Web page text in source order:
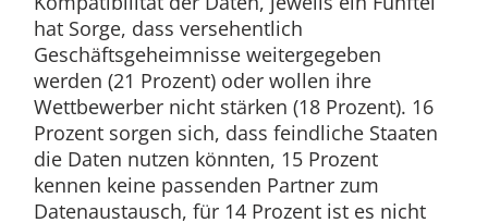
hat Sorge, dass versehentlich
Geschäftsgeheimnisse weitergegeben
werden (21 Prozent) oder wollen ihre
Wettbewerber nicht stärken (18 Prozent). 16
Prozent sorgen sich, dass feindliche Staaten
die Daten nutzen könnten, 15 Prozent
kennen keine passenden Partner zum
Datenaustausch, für 14 Prozent ist es nicht